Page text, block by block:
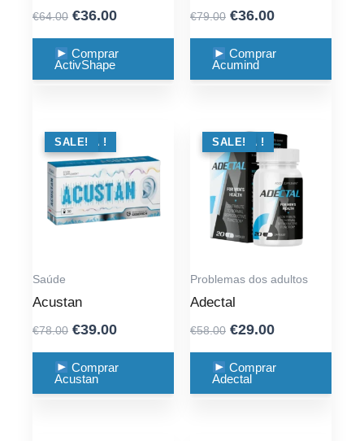
€64.00 Original
was:
€64.00.
€36.00Current
is:
Comprar
ActivShape
€79.00 Original
was:
€79.00.
€36.00Current
is:
Comprar
Acumind
OFERTA !
SALE!
Saúde
Acustan
€78.00 Original
was:
€78.00.
€39.00Current
is:
Comprar
Acustan
OFERTA !
SALE!
Problemas dos adultos
Adectal
€58.00 Original
was:
€58.00.
€29.00Current
is:
Comprar
Adectal